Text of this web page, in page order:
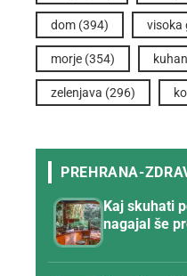
dom (394) visoka
morje (354)
zelenjava (296)
Kaj skuhati
nagajal še